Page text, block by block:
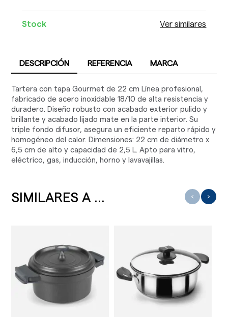
Stock Ver similares
DESCRIPCIÓN REFERENCIA MARCA
Tartera con tapa Gourmet de 22 cm Línea profesional,
fabricado de acero inoxidable 18/10 de alta resistencia y
duradero. Diseño robusto con acabado exterior pulido y
brillante y acabado lijado mate en la parte interior. Su
triple fondo difusor, asegura un eficiente reparto rápido y
homogéneo del calor. Dimensiones: 22 cm de diámetro x
6,5 cm de alto y capacidad de 2,5 L. Apto para vitro,
eléctrico, gas, inducción, horno y lavavajillas.
SIMILARES A ... ‹ ›